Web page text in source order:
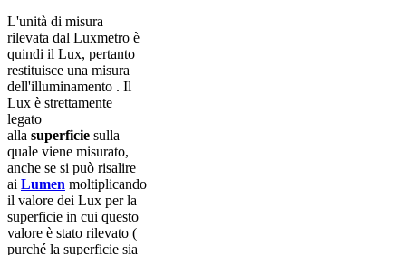
L'unità di misura
rilevata dal Luxmetro è
quindi il Lux, pertanto
restituisce una misura
dell'illuminamento . Il
Lux è strettamente
legato
alla superficie sulla
quale viene misurato,
anche se si può risalire
ai Lumen moltiplicando
il valore dei Lux per la
superficie in cui questo
valore è stato rilevato (
purché la superficie sia